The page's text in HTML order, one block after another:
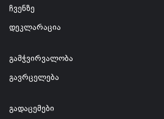
ჩვენზე
დეკლარაცია
გამჭვირვალობა
გავრცელება
გადაცემები